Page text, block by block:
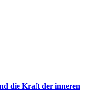
die Kraft der inneren